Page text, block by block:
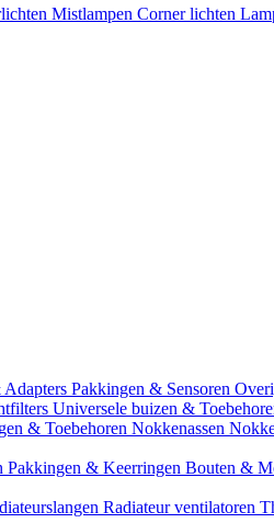
Mistlampen Corner lichten
Pakkingen & Sensoren
Universele buizen &
& Toebehoren Nokkenassen
Pakkingen & Keerringen Bouten &
Radiateur ventilatoren